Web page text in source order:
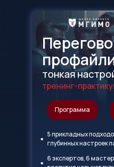
Программа
тренинг-
5 прикладных
глубинных настроек
6 экспертов, 6
тонкая